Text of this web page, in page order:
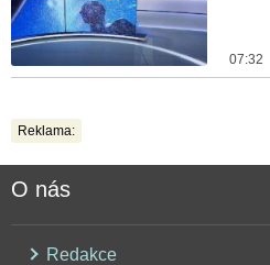
07:32
Reklama:
O nás
Redakce